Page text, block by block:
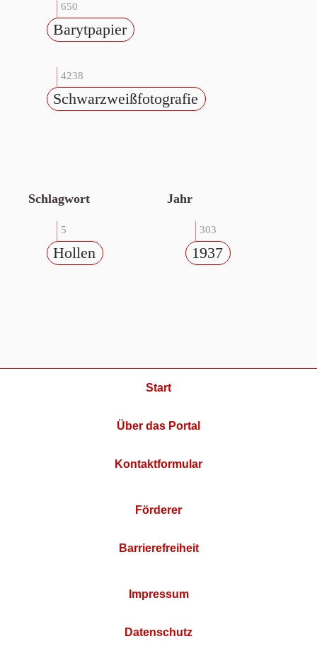
650
Barytpapier
4238
Schwarzweißfotografie
Schlagwort
5
Hollen
Jahr
303
1937
Start
Über das Portal
Kontaktformular
Förderer
Barrierefreiheit
Impressum
Datenschutz